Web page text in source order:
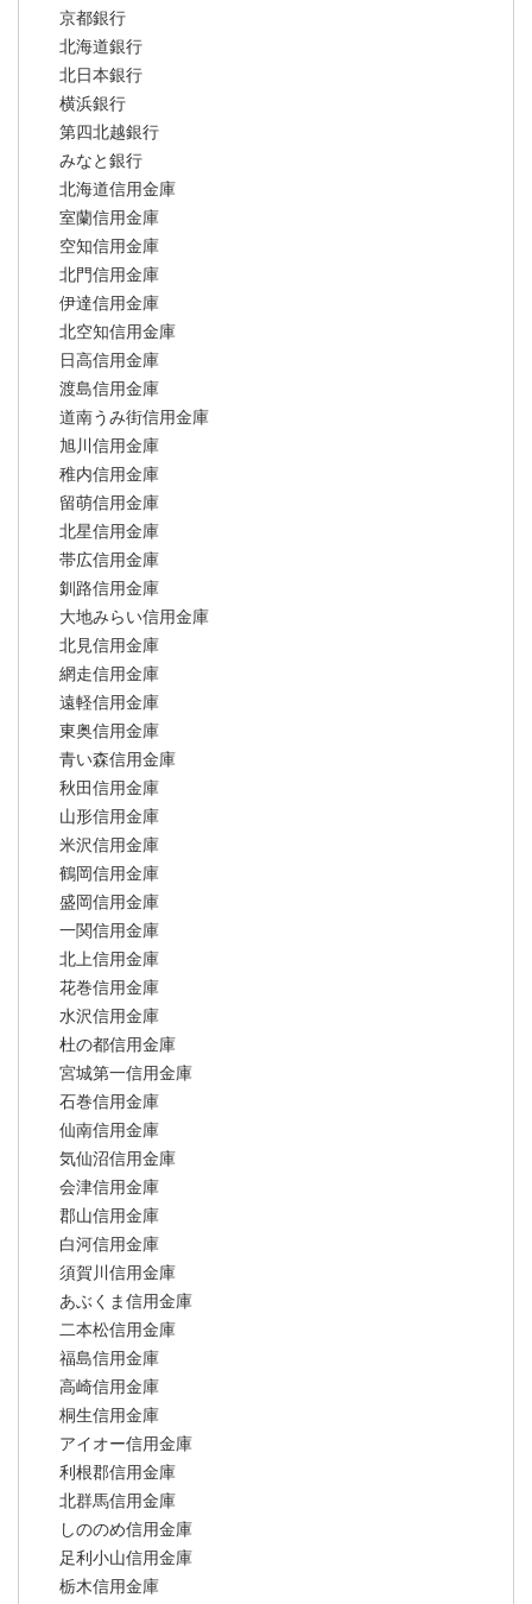
京都銀行
北海道銀行
北日本銀行
横浜銀行
第四北越銀行
みなと銀行
北海道信用金庫
室蘭信用金庫
空知信用金庫
北門信用金庫
伊達信用金庫
北空知信用金庫
日高信用金庫
渡島信用金庫
道南うみ街信用金庫
旭川信用金庫
稚内信用金庫
留萌信用金庫
北星信用金庫
帯広信用金庫
釧路信用金庫
大地みらい信用金庫
北見信用金庫
網走信用金庫
遠軽信用金庫
東奥信用金庫
青い森信用金庫
秋田信用金庫
山形信用金庫
米沢信用金庫
鶴岡信用金庫
盛岡信用金庫
一関信用金庫
北上信用金庫
花巻信用金庫
水沢信用金庫
杜の都信用金庫
宮城第一信用金庫
石巻信用金庫
仙南信用金庫
気仙沼信用金庫
会津信用金庫
郡山信用金庫
白河信用金庫
須賀川信用金庫
あぶくま信用金庫
二本松信用金庫
福島信用金庫
高崎信用金庫
桐生信用金庫
アイオー信用金庫
利根郡信用金庫
北群馬信用金庫
しののめ信用金庫
足利小山信用金庫
栃木信用金庫